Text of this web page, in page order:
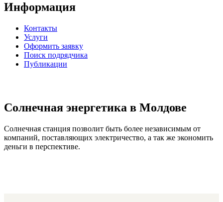
Информация
Контакты
Услуги
Оформить заявку
Поиск подрядчика
Публикации
Солнечная энергетика в Молдове
Солнечная станция позволит быть более независимым от
компаний, поставляющих электричество, а так же экономить
деньги в перспективе.